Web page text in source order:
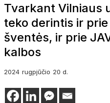
Tvarkant Vilniaus
teko derintis ir
šventės, ir prie
kalbos
2024 rugpjūčio 20 d.